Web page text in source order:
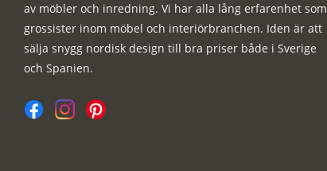
av möbler och inredning. Vi har alla lång erfarenhet som
grossister inom möbel och interiörbranchen. Iden är att
sälja snygg nordisk design till bra priser både i Sverige
och Spanien.